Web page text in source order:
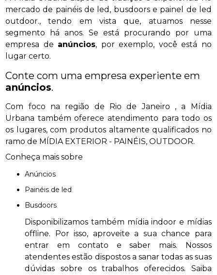
mercado de painéis de led, busdoors e painel de led
outdoor., tendo em vista que, atuamos nesse
segmento há anos. Se está procurando por uma
empresa de anúncios, por exemplo, você está no
lugar certo.
Conte com uma empresa experiente em
anúncios.
Com foco na região de Rio de Janeiro , a Mídia
Urbana também oferece atendimento para todo os
os lugares, com produtos altamente qualificados no
ramo de MÍDIA EXTERIOR - PAINÉIS, OUTDOOR.
Conheça mais sobre
anúncios
painéis de led
busdoors
Disponibilizamos também mídia indoor e mídias
offline. Por isso, aproveite a sua chance para
entrar em contato e saber mais. Nossos
atendentes estão dispostos a sanar todas as suas
dúvidas sobre os trabalhos oferecidos. Saiba